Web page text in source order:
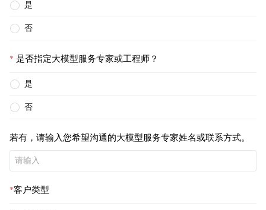
是
否
是否指定大模型服务专家或工程师？
是
否
若有，请输入您希望沟通的大模型服务专家姓名或联系方式。
客户类型